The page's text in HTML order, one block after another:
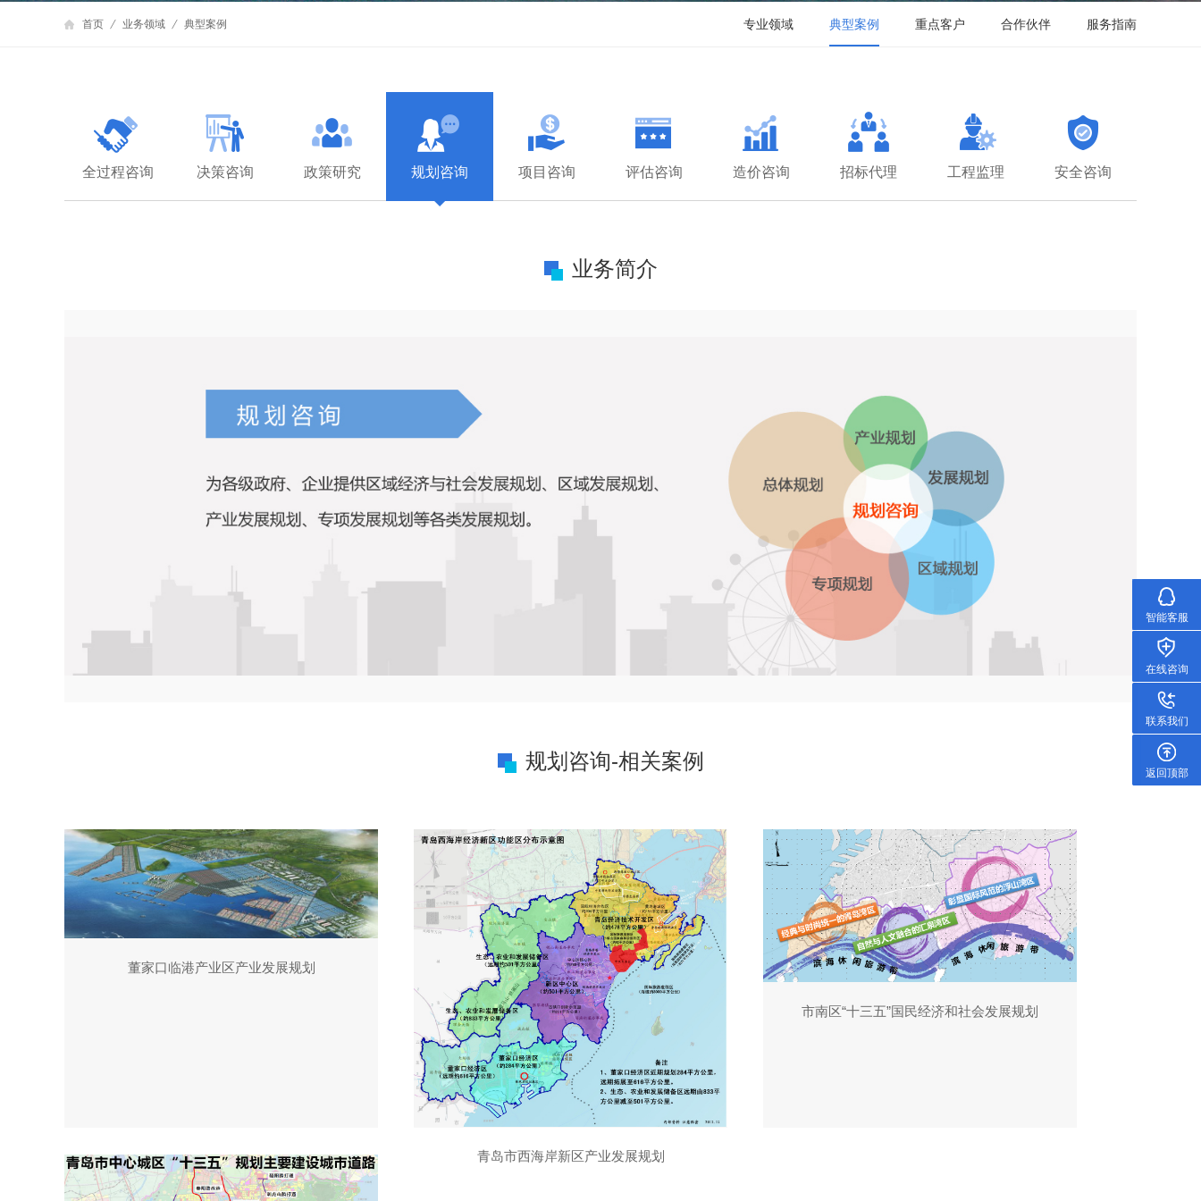
首页 业务领域 典型案例 专业领域 典型案例 重点客户 合作伙伴 服务指南
全过程咨询 决策咨询 政策研究 规划咨询 项目咨询 评估咨询 造价咨询 招标代理 工程监理 安全咨询
业务简介
规划咨询-相关案例
董家口临港产业区产业发展规划
青岛市西海岸新区产业发展规划
市南区“十三五”国民经济和社会发展规划
智能客服
在线咨询
联系我们
返回顶部